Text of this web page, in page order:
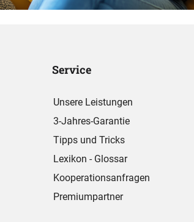
Service
Unsere Leistungen
3-Jahres-Garantie
Tipps und Tricks
Lexikon - Glossar
Kooperationsanfragen
Premiumpartner